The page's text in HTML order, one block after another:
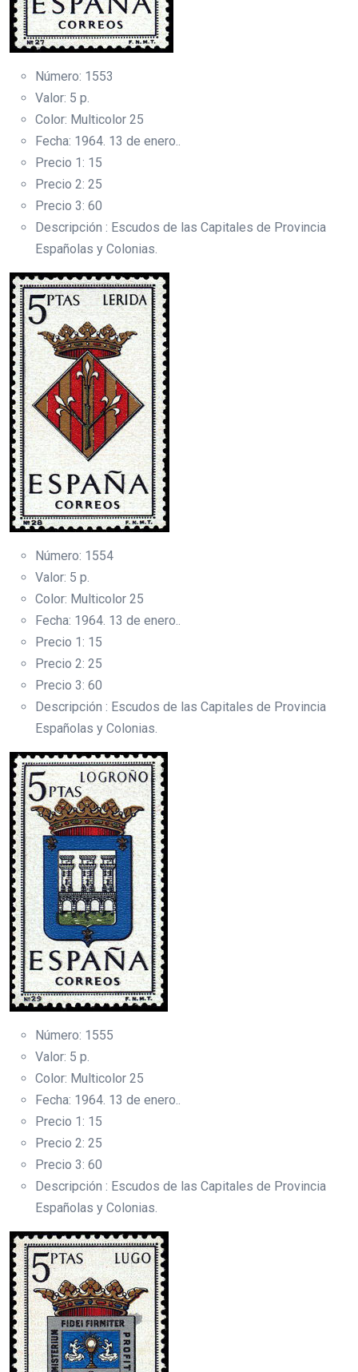
Número: 1553
Valor: 5 p.
Color: Multicolor 25
Fecha: 1964. 13 de enero..
Precio 1: 15
Precio 2: 25
Precio 3: 60
Descripción : Escudos de las Capitales de Provincia
Españolas y Colonias.
Número: 1554
Valor: 5 p.
Color: Multicolor 25
Fecha: 1964. 13 de enero..
Precio 1: 15
Precio 2: 25
Precio 3: 60
Descripción : Escudos de las Capitales de Provincia
Españolas y Colonias.
Número: 1555
Valor: 5 p.
Color: Multicolor 25
Fecha: 1964. 13 de enero..
Precio 1: 15
Precio 2: 25
Precio 3: 60
Descripción : Escudos de las Capitales de Provincia
Españolas y Colonias.